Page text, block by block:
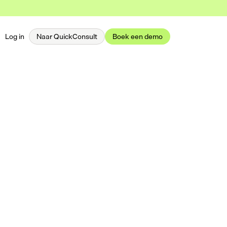
Log in Naar QuickConsult Boek een demo